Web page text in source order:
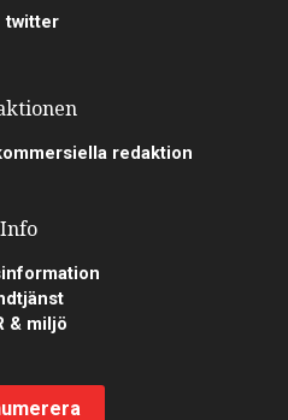
twitter
redaktion
Info
& miljö